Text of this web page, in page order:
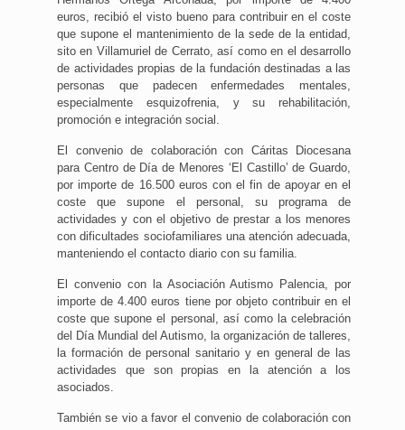
euros, recibió el visto bueno para contribuir en el coste
que supone el mantenimiento de la sede de la entidad,
sito en Villamuriel de Cerrato, así como en el desarrollo
de actividades propias de la fundación destinadas a las
personas que padecen enfermedades mentales,
especialmente esquizofrenia, y su rehabilitación,
promoción e integración social.
El convenio de colaboración con Cáritas Diocesana
para Centro de Día de Menores ‘El Castillo’ de Guardo,
por importe de 16.500 euros con el fin de apoyar en el
coste que supone el personal, su programa de
actividades y con el objetivo de prestar a los menores
con dificultades sociofamiliares una atención adecuada,
manteniendo el contacto diario con su familia.
El convenio con la Asociación Autismo Palencia, por
importe de 4.400 euros tiene por objeto contribuir en el
coste que supone el personal, así como la celebración
del Día Mundial del Autismo, la organización de talleres,
la formación de personal sanitario y en general de las
actividades que son propias en la atención a los
asociados.
También se vio a favor el convenio de colaboración con